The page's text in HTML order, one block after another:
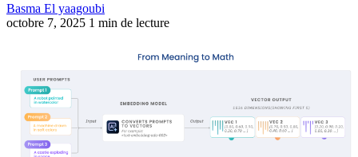
Basma El yaagoubi
octobre 7, 2025 1 min de lecture